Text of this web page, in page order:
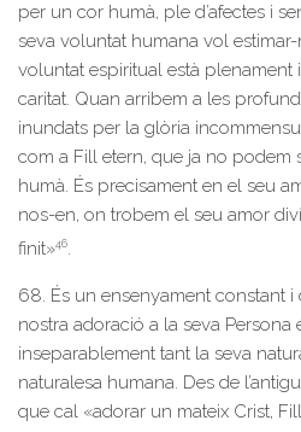
per un cor humà, ple d’afectes i
seva voluntat humana vol
voluntat espiritual està plenament
caritat. Quan arribem a les
inundats per la glòria
com a Fill etern, que ja no podem
humà. És precisament en el seu
nos-en, on trobem el seu amor
finit»46.
68. És un ensenyament constant i
nostra adoració a la seva Persona
inseparablement tant la seva
naturalesa humana. Des de
que cal «adorar un mateix Crist,